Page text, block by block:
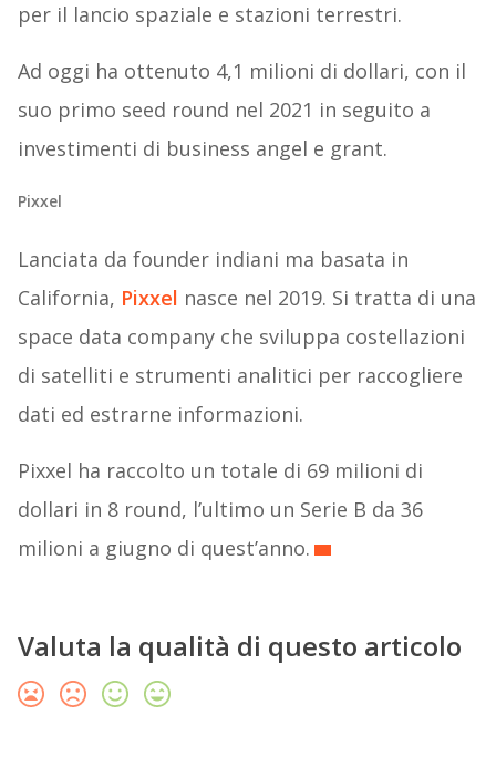
per il lancio spaziale e stazioni terrestri.
Ad oggi ha ottenuto 4,1 milioni di dollari, con il
suo primo seed round nel 2021 in seguito a
investimenti di business angel e grant.
Pixxel
Lanciata da founder indiani ma basata in
California, Pixxel nasce nel 2019. Si tratta di una
space data company che sviluppa costellazioni
di satelliti e strumenti analitici per raccogliere
dati ed estrarne informazioni.
Pixxel ha raccolto un totale di 69 milioni di
dollari in 8 round, l’ultimo un Serie B da 36
milioni a giugno di quest’anno.
Valuta la qualità di questo articolo